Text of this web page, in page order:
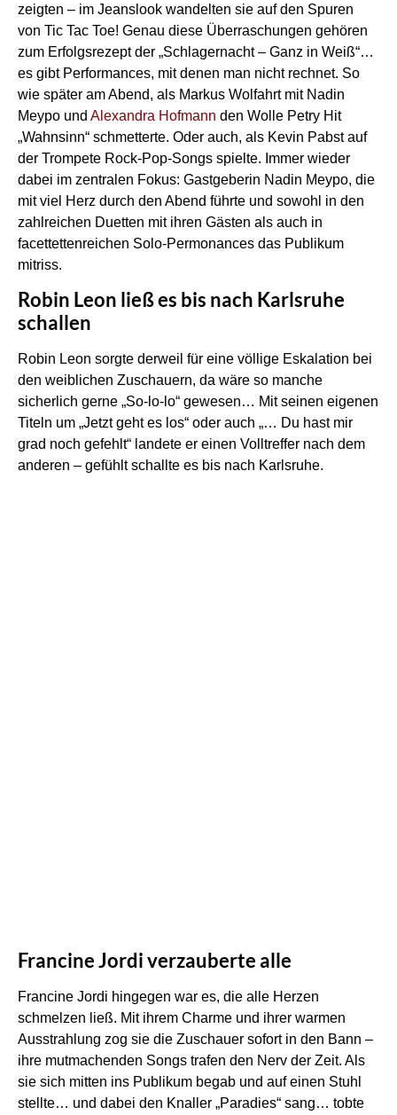
zeigten – im Jeanslook wandelten sie auf den Spuren
von Tic Tac Toe! Genau diese Überraschungen gehören
zum Erfolgsrezept der „Schlagernacht – Ganz in Weiß“…
es gibt Performances, mit denen man nicht rechnet. So
wie später am Abend, als Markus Wolfahrt mit Nadin
Meypo und Alexandra Hofmann den Wolle Petry Hit
„Wahnsinn“ schmetterte. Oder auch, als Kevin Pabst auf
der Trompete Rock-Pop-Songs spielte. Immer wieder
dabei im zentralen Fokus: Gastgeberin Nadin Meypo, die
mit viel Herz durch den Abend führte und sowohl in den
zahlreichen Duetten mit ihren Gästen als auch in
facettettenreichen Solo-Permonances das Publikum
mitriss.
Robin Leon ließ es bis nach Karlsruhe
schallen
Robin Leon sorgte derweil für eine völlige Eskalation bei
den weiblichen Zuschauern, da wäre so manche
sicherlich gerne „So-lo-lo“ gewesen… Mit seinen eigenen
Titeln um „Jetzt geht es los“ oder auch „… Du hast mir
grad noch gefehlt“ landete er einen Volltreffer nach dem
anderen – gefühlt schallte es bis nach Karlsruhe.
Francine Jordi verzauberte alle
Francine Jordi hingegen war es, die alle Herzen
schmelzen ließ. Mit ihrem Charme und ihrer warmen
Ausstrahlung zog sie die Zuschauer sofort in den Bann –
ihre mutmachenden Songs trafen den Nerv der Zeit. Als
sie sich mitten ins Publikum begab und auf einen Stuhl
stellte… und dabei den Knaller „Paradies“ sang… tobte